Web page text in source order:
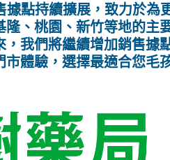
點持續擴展，致力於
、桃園、新竹等地的主
我們將繼續增加銷售據
體驗，選擇最適合您毛